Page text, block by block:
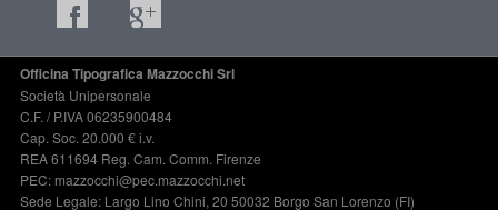
Officina Tipografica Mazzocchi Srl
Società Unipersonale
C.F. / P.IVA 06235900484
Cap. Soc. 20.000 € i.v.
REA 611694 Reg. Cam. Comm. Firenze
PEC: mazzocchi@pec.mazzocchi.net
Sede Legale: Largo Lino Chini, 20 50032 Borgo San Lorenzo (FI)